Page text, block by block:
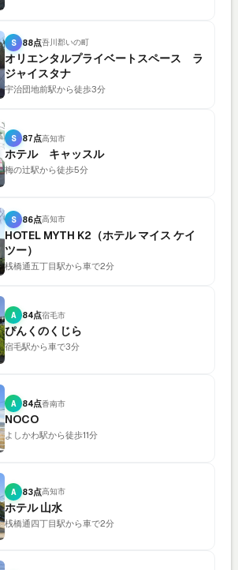
S 88点吾川郡いの町
オリエンタルプライベートスペース ラ
ジャイスタナ
宇治団地前駅から徒歩3分
S 87点高知市
ホテル キャッスル
梅の辻駅から徒歩5分
S 86点高知市
HOTEL MYTH K2（ホテル マイス ケイ
ツー）
桟橋通五丁目駅から車で2分
A 84点宿毛市
ぴんくのくじら
宿毛駅から車で3分
A 84点香南市
NOCO
よしかわ駅から徒歩11分
A 83点高知市
ホテル 山水
桟橋通四丁目駅から車で2分